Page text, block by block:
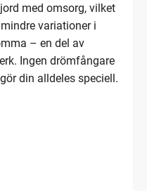
med omsorg, vilket
variationer i
– en del av
Ingen drömfångare
din alldeles speciell.